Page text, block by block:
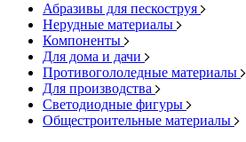
Абразивы для пескоструя
Нерудные материалы
Компоненты
Для дома и дачи
Противогололедные материалы
Для производства
Светодиодные фигуры
Общестроительные материалы